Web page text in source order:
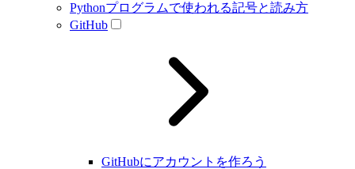
Pythonプログラムで使われる記号と読み方
GitHub
GitHubにアカウントを作ろう